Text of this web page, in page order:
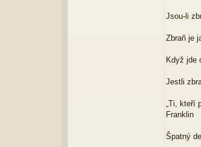
Jsou-li
Zbraň je
Když jde
Jestli
„Ti, kteří
Franklin
Špatný